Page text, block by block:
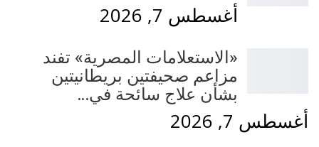
أغسطس 7, 2026
«الاستعلامات المصرية» تفند
مزاعم صحيفتين بريطانيتين
بشأن علاج سائحة في…
أغسطس 7, 2026